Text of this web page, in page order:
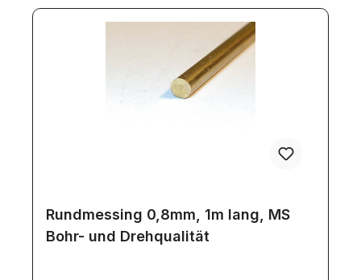
Rundmessing 0,8mm, 1m lang, MS
Bohr- und Drehqualität